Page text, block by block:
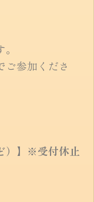
ご参加くださ
）】※受付休止